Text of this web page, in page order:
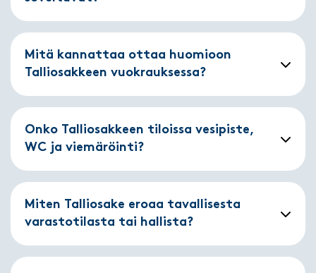
Mitä kannattaa ottaa huomioon
Talliosakkeen vuokrauksessa?
Onko Talliosakkeen tiloissa vesipiste,
WC ja viemäröinti?
Miten Talliosake eroaa tavallisesta
varastotilasta tai hallista?